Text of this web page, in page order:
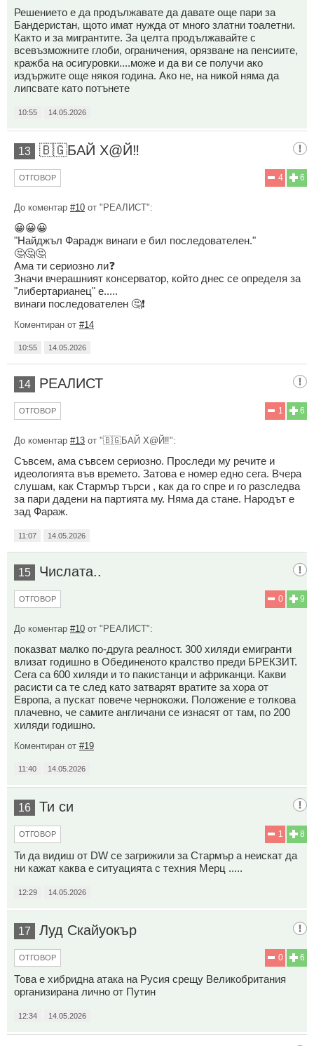
Решението е да продължавате да давате още пари за
Бандеристан, щото имат нужда от много златни тоалетни.
Както и за мигрантите. За целта продължавайте с
всевъзможните глоби, ограничения, орязване на пенсиите,
кражба на осигуровки....може и да ви се получи ако
издържите още някоя година. Ако не, на никой няма да
липсвате като потънете
10:55 14.05.2026
13 🇧🇬БАЙ Х@Й‼️
6
4
ОТГОВОР
До коментар #10 от "РЕАЛИСТ":
😀😀😀
"Найджъл Фарадж винаги е бил последователен."
🤔🤔🤔
Ама ти сериозно ли❓
Значи вчерашният консерватор, който днес се определя за
"либертарианец" е.....
винаги последователен 🤔❗
Коментиран от #14
10:55 14.05.2026
14 РЕАЛИСТ
6
1
ОТГОВОР
До коментар #13 от "🇧🇬БАЙ Х@Й‼️":
Съвсем, ама съвсем сериозно. Проследи му речите и
идеологията във времето. Затова е номер едно сега. Вчера
слушам, как Стармър търси , как да го спре и го разследва
за пари дадени на партията му. Няма да стане. Народът е
зад Фараж.
11:07 14.05.2026
15 Числата..
9
0
ОТГОВОР
До коментар #10 от "РЕАЛИСТ":
показват малко по-друга реалност. 300 хиляди емигранти
влизат годишно в Обединеното кралство преди БРЕКЗИТ.
Сега са 600 хиляди и то пакистанци и африканци. Какви
расисти са те след като затварят вратите за хора от
Европа, а пускат повече чернокожи. Положение е толкова
плачевно, че самите англичани се изнасят от там, по 200
хиляди годишно.
Коментиран от #19
11:40 14.05.2026
16 Ти си
8
1
ОТГОВОР
Ти да видиш от DW се загрижили за Стармър а неискат да
ни кажат каква е ситуацията с техния Мерц .....
12:29 14.05.2026
17 Луд Скайуокър
6
0
ОТГОВОР
Това е хибридна атака на Русия срещу Великобритания
организирана лично от Путин
12:34 14.05.2026